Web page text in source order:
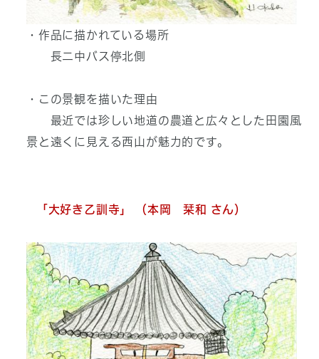
・作品に描かれている場所
長二中バス停北側
・この景観を描いた理由
最近では珍しい地道の農道と広々とした田園風
景と遠くに見える西山が魅力的です。
「大好き乙訓寺」 （本岡 栞和 さん）